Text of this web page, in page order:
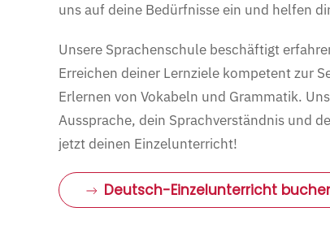
uns auf deine Bedürfnisse ein und helfen
Unsere Sprachenschule beschäftigt
Erreichen deiner Lernziele kompetent zur
Erlernen von Vokabeln und Grammatik.
Aussprache, dein Sprachverständnis und
jetzt deinen Einzelunterricht!
Deutsch-Einzelunterricht